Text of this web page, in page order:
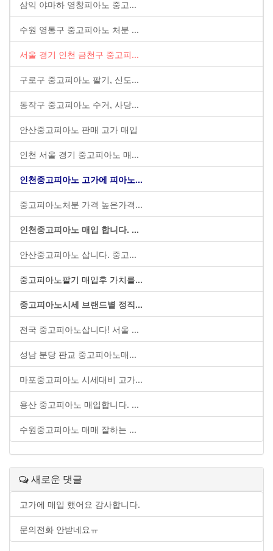
삼익 야마하 영창피아노 중고...
수원 영통구 중고피아노 처분 ...
서울 경기 인천 금천구 중고피...
구로구 중고피아노 팔기, 신도...
동작구 중고피아노 수거, 사당...
안산중고피아노 판매 고가 매입
인천 서울 경기 중고피아노 매...
인천중고피아노 고가에 피아노...
중고피아노처분 가격 높은가격...
인천중고피아노 매입 합니다. ...
안산중고피아노 삽니다. 중고...
중고피아노팔기 매입후 가치를...
중고피아노시세 브랜드별 정직...
전국 중고피아노삽니다! 서울 ...
성남 분당 판교 중고피아노매...
마포중고피아노 시세대비 고가...
용산 중고피아노 매입합니다. ...
수원중고피아노 매매 잘하는 ...
새로운 댓글
고가에 매입 했어요 감사합니다.
문의전화 안받네요ㅠ